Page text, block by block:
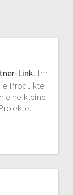
Link. Ihr
Produkte
eine kleine